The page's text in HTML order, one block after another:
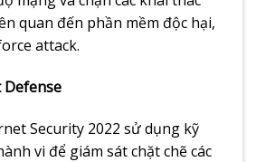
quan đến phần mềm độc hại,
attack.
Defense
Security 2022 sử dụng kỹ
vi để giám sát chặt chẽ các